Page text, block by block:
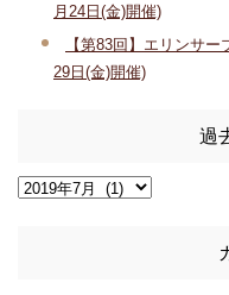
月24日(金)開催)
【第83回】エリンサ
29日(金)開催)
過